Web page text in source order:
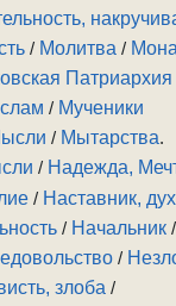
/ Молитва /
Патриархия
/ Мученики
/ Мытарства.
/ Надежда,
/ Наставник,
/ Начальник /
/
злоба /